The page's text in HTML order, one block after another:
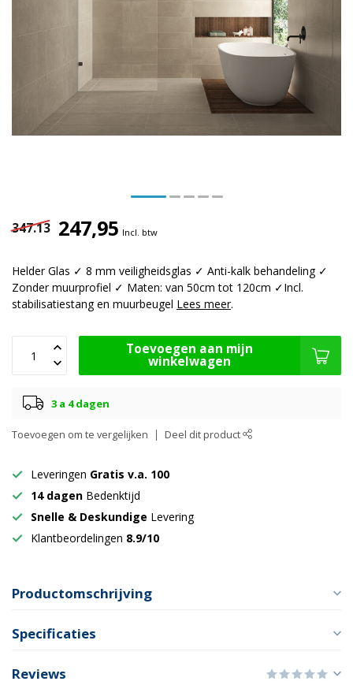
347.13 247,95 Incl. btw
Helder Glas ✓ 8 mm veiligheidsglas ✓ Anti-kalk behandeling ✓
Zonder muurprofiel ✓ Maten: van 50cm tot 120cm ✓Incl.
stabilisatiestang en muurbeugel Lees meer.
Toevoegen aan mijn
winkelwagen
3 a 4 dagen
Toevoegen om te vergelijken Deel dit product
Leveringen Gratis v.a. 100
14 dagen Bedenktijd
Snelle & Deskundige Levering
Klantbeordelingen 8.9/10
Productomschrijving
Specificaties
Reviews